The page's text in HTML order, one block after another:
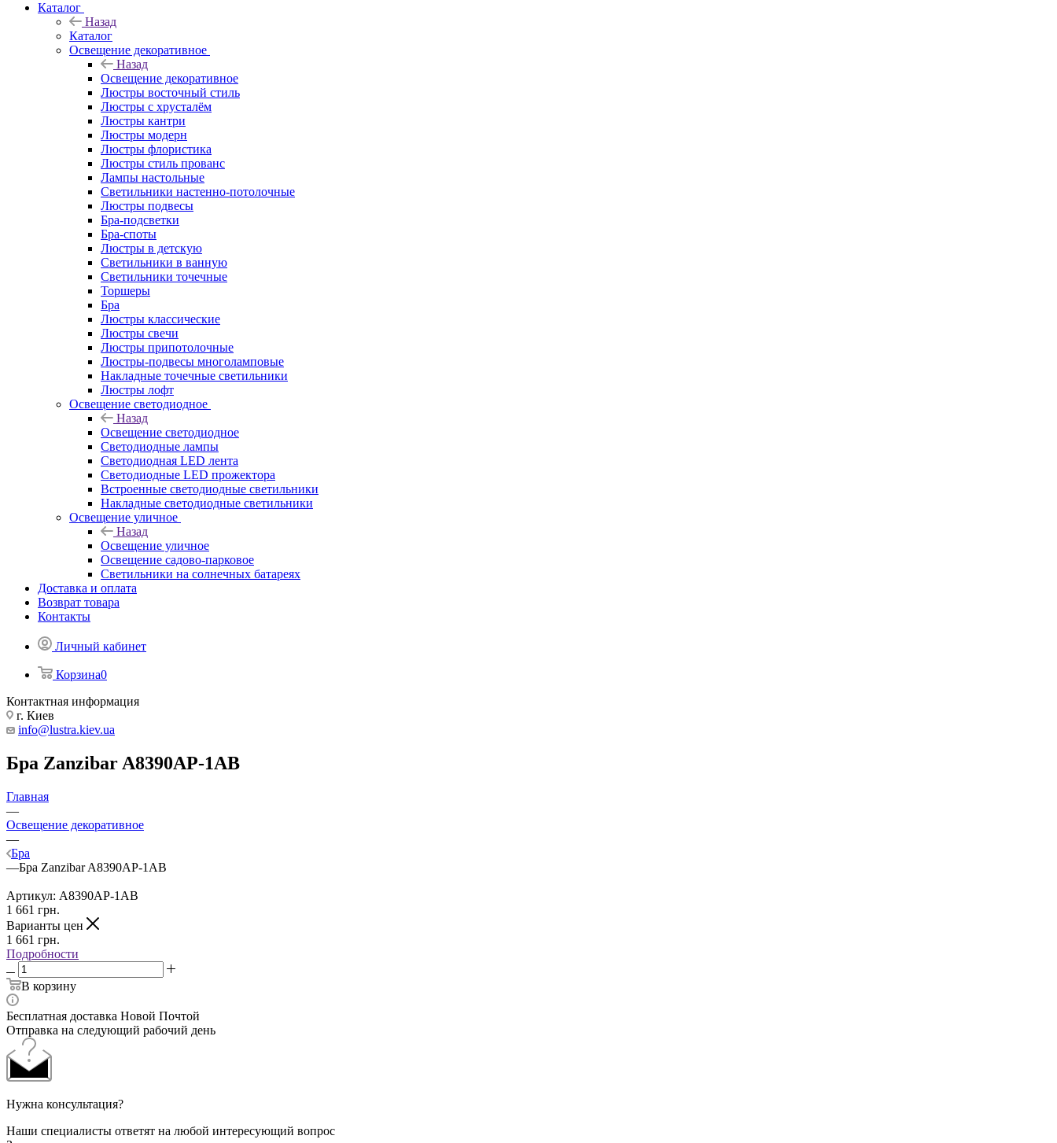
Каталог
Назад
Каталог
Освещение декоративное
Назад
Освещение декоративное
Люстры восточный стиль
Люстры с хрусталём
Люстры кантри
Люстры модерн
Люстры флористика
Люстры стиль прованс
Лампы настольные
Светильники настенно-потолочные
Люстры подвесы
Бра-подсветки
Бра-споты
Люстры в детскую
Светильники в ванную
Светильники точечные
Торшеры
Бра
Люстры классические
Люстры свечи
Люстры припотолочные
Люстры-подвесы многоламповые
Накладные точечные светильники
Люстры лофт
Освещение светодиодное
Назад
Освещение светодиодное
Светодиодные лампы
Светодиодная LED лента
Светодиодные LED прожектора
Встроенные светодиодные светильники
Накладные светодиодные светильники
Освещение уличное
Назад
Освещение уличное
Освещение садово-парковое
Светильники на солнечных батареях
Доставка и оплата
Возврат товара
Контакты
Личный кабинет
Корзина0
Контактная информация
г. Киев
info@lustra.kiev.ua
Бра Zanzibar A8390AP-1AB
Главная
—
Освещение декоративное
—
Бра
—Бра Zanzibar A8390AP-1AB
Артикул: A8390AP-1AB
1 661 грн.
Варианты цен
1 661 грн.
Подробности
В корзину
Бесплатная доставка Новой Почтой
Отправка на следующий рабочий день
Нужна консультация?
Наши специалисты ответят на любой интересующий вопрос